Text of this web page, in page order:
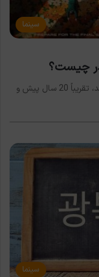
سینما
در چیست؟
سریال‌های کره‌ای این روزها خیلی پرطرفدار شده‌اند، تقریباً 20 سال پیش و
سینما